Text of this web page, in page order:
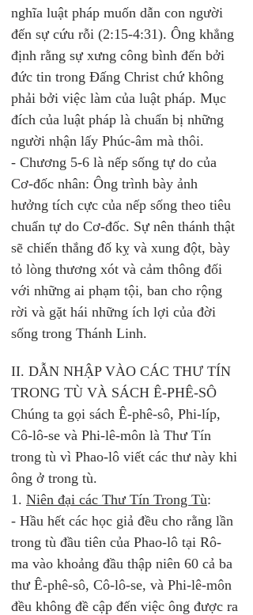
nghĩa luật pháp muốn dẫn con người
đến sự cứu rỗi (2:15-4:31). Ông khẳng
định rằng sự xưng công bình đến bởi
đức tin trong Đấng Christ chứ không
phải bởi việc làm của luật pháp. Mục
đích của luật pháp là chuẩn bị những
người nhận lấy Phúc-âm mà thôi.
- Chương 5-6 là nếp sống tự do của
Cơ-đốc nhân: Ông trình bày ảnh
hưởng tích cực của nếp sống theo tiêu
chuẩn tự do Cơ-đốc. Sự nên thánh thật
sẽ chiến thắng đố kỵ và xung đột, bày
tỏ lòng thương xót và cảm thông đối
với những ai phạm tội, ban cho rộng
rời và gặt hái những ích lợi của đời
sống trong Thánh Linh.
II. DẪN NHẬP VÀO CÁC THƯ TÍN
TRONG TÙ VÀ SÁCH Ê-PHÊ-SÔ
Chúng ta gọi sách Ê-phê-sô, Phi-líp,
Cô-lô-se và Phi-lê-môn là Thư Tín
trong tù vì Phao-lô viết các thư này khi
ông ở trong tù.
1. Niên đại các Thư Tín Trong Tù:
- Hầu hết các học giả đều cho rằng lần
trong tù đầu tiên của Phao-lô tại Rô-
ma vào khoảng đầu thập niên 60 cả ba
thư Ê-phê-sô, Cô-lô-se, và Phi-lê-môn
đều không đề cập đến việc ông được ra